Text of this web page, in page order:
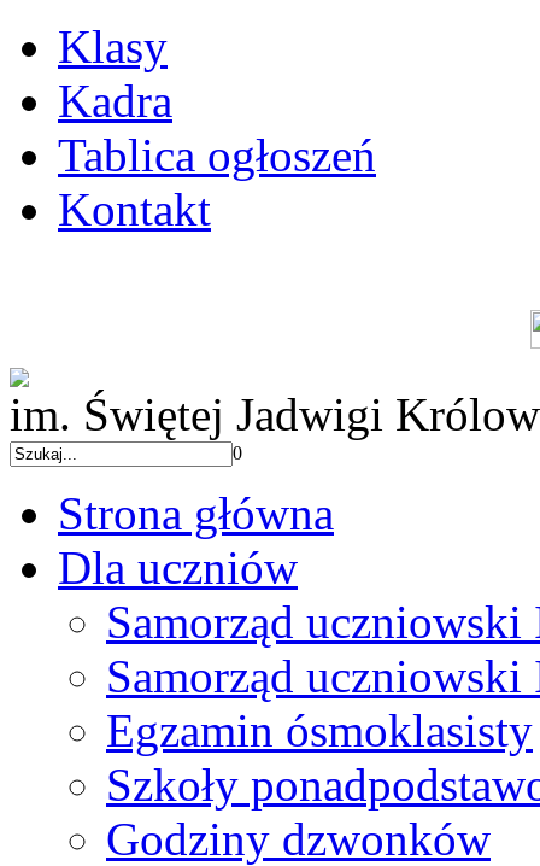
Klasy
Kadra
Tablica ogłoszeń
Kontakt
im. Świętej Jadwigi
0
Strona główna
Dla uczniów
Samorząd
Samorząd
Egzamin ósmoklasisty
Szkoły
Godziny dzwonków